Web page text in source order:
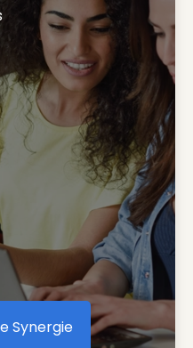
compte Synergie
Synergie